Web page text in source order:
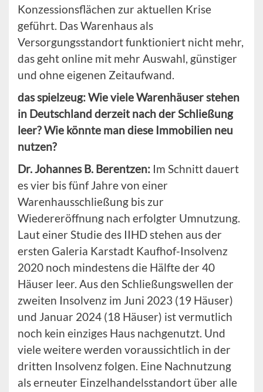
Konzessionsflächen zur aktuellen Krise
geführt. Das Warenhaus als
Versorgungsstandort funktioniert nicht mehr,
das geht online mit mehr Auswahl, günstiger
und ohne eigenen Zeitaufwand.
das spielzeug: Wie viele Warenhäuser stehen
in Deutschland derzeit nach der Schließung
leer? Wie könnte man diese Immobilien neu
nutzen?
Dr. Johannes B. Berentzen: Im Schnitt dauert
es vier bis fünf Jahre von einer
Warenhausschließung bis zur
Wiedereröffnung nach erfolgter Umnutzung.
Laut einer Studie des IIHD stehen aus der
ersten Galeria Karstadt Kaufhof-Insolvenz
2020 noch mindestens die Hälfte der 40
Häuser leer. Aus den Schließungswellen der
zweiten Insolvenz im Juni 2023 (19 Häuser)
und Januar 2024 (18 Häuser) ist vermutlich
noch kein einziges Haus nachgenutzt. Und
viele weitere werden voraussichtlich in der
dritten Insolvenz folgen. Eine Nachnutzung
als erneuter Einzelhandelsstandort über alle